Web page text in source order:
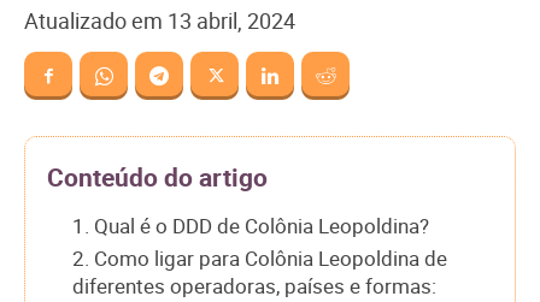
Atualizado em 13 abril, 2024
Conteúdo do artigo
1. Qual é o DDD de Colônia Leopoldina?
2. Como ligar para Colônia Leopoldina de
diferentes operadoras, países e formas: